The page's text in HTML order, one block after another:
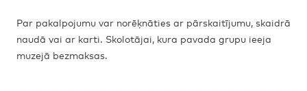
Par pakalpojumu var norēķnāties ar pārskaitījumu, skaidrā
naudā vai ar karti. Skolotājai, kura pavada grupu ieeja
muzejā bezmaksas.